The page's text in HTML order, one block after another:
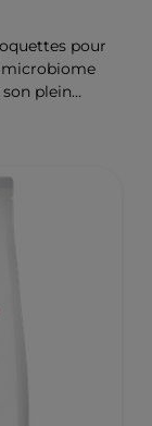
pour
plein